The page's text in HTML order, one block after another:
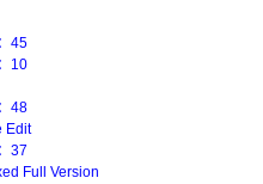
45
10
48
Edit
37
Full Version